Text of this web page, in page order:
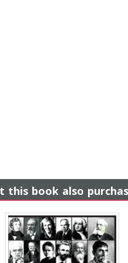
this book also